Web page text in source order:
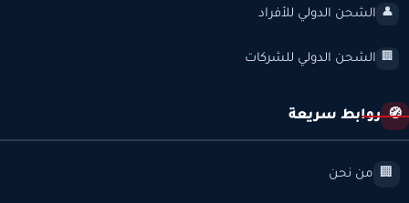
👤 الشحن الدولي للأفراد
🏢 الشحن الدولي للشركات
🧭 روابط سريعة
🏢 من نحن